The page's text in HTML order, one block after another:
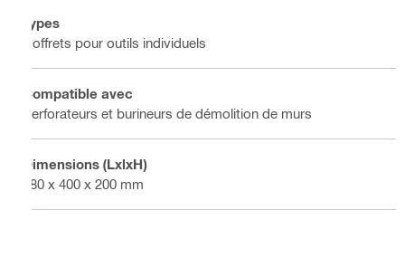
Types
Coffrets pour outils individuels
Compatible avec
Perforateurs et burineurs de démolition de murs
Dimensions (LxlxH)
780 x 400 x 200 mm